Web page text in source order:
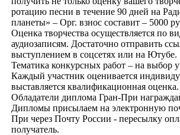
ротацию песни в течение 90 дней на
планеты» – Орг. взнос составит – 5000
Оценка творчества осуществляется по
аудиозаписям. Достаточно отправить
выступлением в соцсетях или на Ютубе.
Тематика конкурсных работ – на выбор
Каждый участник оценивается
выставляется квалификационная оценка.
Обладатели диплома Гран-При
Дипломы присылаем на электронную
При через Почту России - пересылку
получатель.